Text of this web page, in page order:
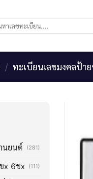
/ ทะเบียนเลขมงคลป้า
นยนต์ (281)
x 6ขx (111)